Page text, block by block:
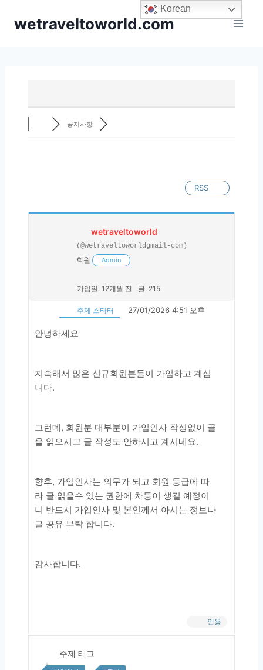
wetraveltoworld.com
공지사항
RSS
wetraveltoworld
(@wetraveltoworldgmail-com)
회원 Admin
가입일: 12개월 전 글: 215
주제 스타터 27/01/2026 4:51 오후
안녕하세요
지속해서 많은 신규회원분들이 가입하고 계십
니다.
그런데, 회원분 대부분이 가입인사 작성없이 글
을 읽으시고 글 작성도 안하시고 계시네요.
향후, 가입인사는 의무가 되고 회원 등급에 따
라 글 읽을수 있는 권한에 차등이 생길 예정이
니 반드시 가입인사 및 본인께서 아시는 정보나
글 공유 부탁 합니다.
감사합니다.
인용
주제 태그
Korean